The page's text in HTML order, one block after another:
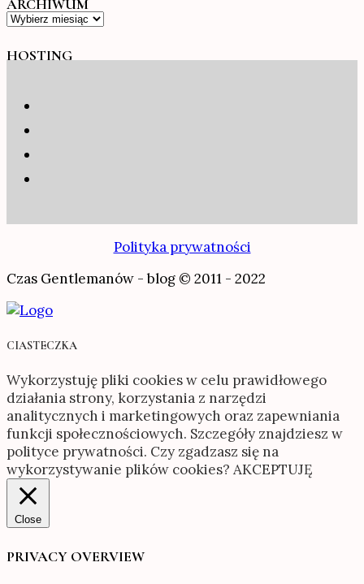
ARCHIWUM
Archiwum
HOSTING
Polityka prywatności
Czas Gentlemanów - blog © 2011 - 2022
CIASTECZKA
Wykorzystuję pliki cookies w celu prawidłowego
działania strony, korzystania z narzędzi
analitycznych i marketingowych oraz zapewniania
funkcji społecznościowych. Szczegóły znajdziesz w
polityce prywatności. Czy zgadzasz się na
wykorzystywanie plików cookies? AKCEPTUJĘ
Close
PRIVACY OVERVIEW